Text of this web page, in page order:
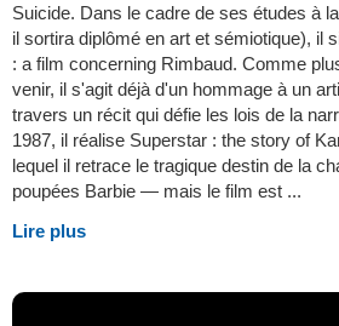
Suicide. Dans le cadre de ses études à
il sortira diplômé en art et sémiotique), il
: a film concerning Rimbaud. Comme
venir, il s'agit déjà d'un hommage à un
travers un récit qui défie les lois de la
1987, il réalise Superstar : the story of
lequel il retrace le tragique destin de la
poupées Barbie — mais le film est ...
Lire plus